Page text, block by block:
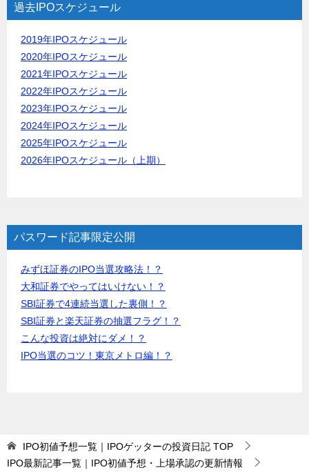
過去IPOスケジュール
2019年IPOスケジュール
2020年IPOスケジュール
2021年IPOスケジュール
2022年IPOスケジュール
2023年IPOスケジュール
2024年IPOスケジュール
2025年IPOスケジュール
2026年IPOスケジュール（上期）
パスワード記事限定公開
みずほ証券のIPO当選攻略法！？
大和証券でやってはいけない！？
SBI証券で4連続当選した裏側！？
SBI証券と楽天証券の抽選フラグ！？
こんな投資は絶対にダメ！？
IPO当選のコツ！東京メトロ編！？
IPO初値予想一覧｜IPOゲッターの投資日記 TOP
IPO最新記事一覧｜IPO初値予想・上場承認の更新情報